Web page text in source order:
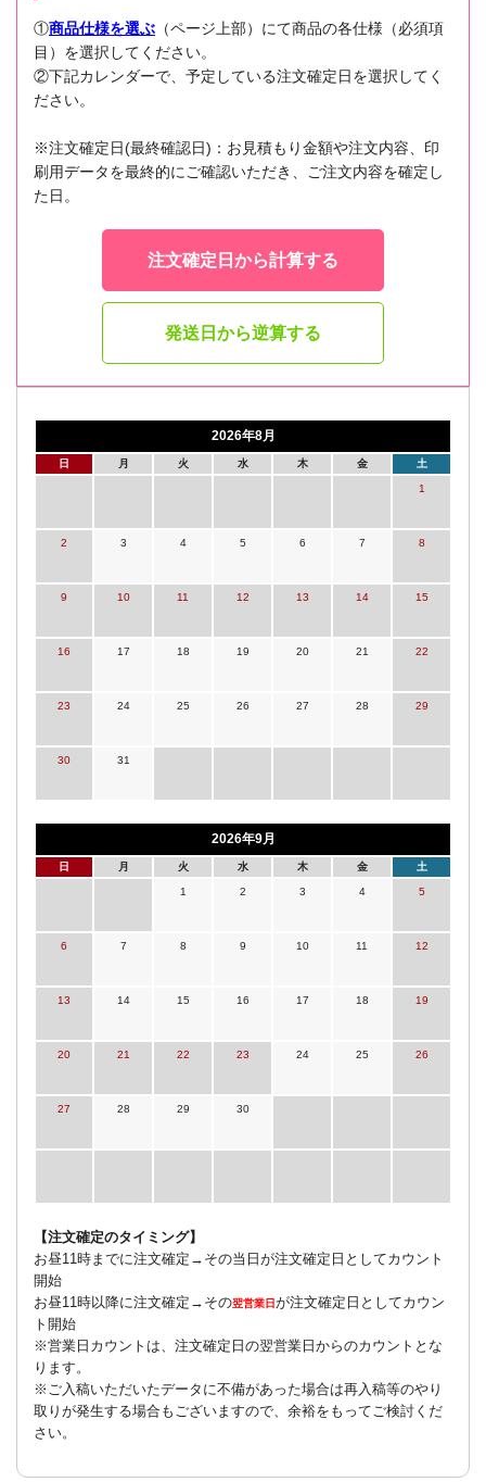
①商品仕様を選ぶ （ページ上部）にて商品の各仕様（必須項
目）を選択してください。
②下記カレンダーで、予定している注文確定日を選択してく
ださい。
※注文確定日(最終確認日)：お見積もり金額や注文内容、印
刷用データを最終的にご確認いただき、ご注文内容を確定し
た日。
注文確定日から計算する
発送日から逆算する
2026年8月
日 月 火 水 木 金 土
1
2 3 4 5 6 7 8
9 10 11 12 13 14 15
16 17 18 19 20 21 22
23 24 25 26 27 28 29
30 31
2026年9月
日 月 火 水 木 金 土
1 2 3 4 5
6 7 8 9 10 11 12
13 14 15 16 17 18 19
20 21 22 23 24 25 26
27 28 29 30
【注文確定のタイミング】
お昼11時までに注文確定→その当日が注文確定日としてカウント
開始
お昼11時以降に注文確定→その翌営業日が注文確定日としてカウン
ト開始
※営業日カウントは、注文確定日の翌営業日からのカウントとな
ります。
※ご入稿いただいたデータに不備があった場合は再入稿等のやり
取りが発生する場合もございますので、余裕をもってご検討くだ
さい。